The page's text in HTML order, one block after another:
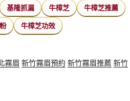
基隆抓漏 牛樟芝 牛樟芝推薦
牛樟芝功效
霧眉 新竹霧眉預約 新竹霧眉推薦 新竹